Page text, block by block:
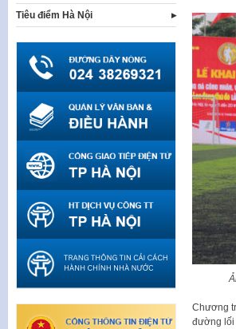
Chương
đường lối
Tiêu điểm Hà Nội